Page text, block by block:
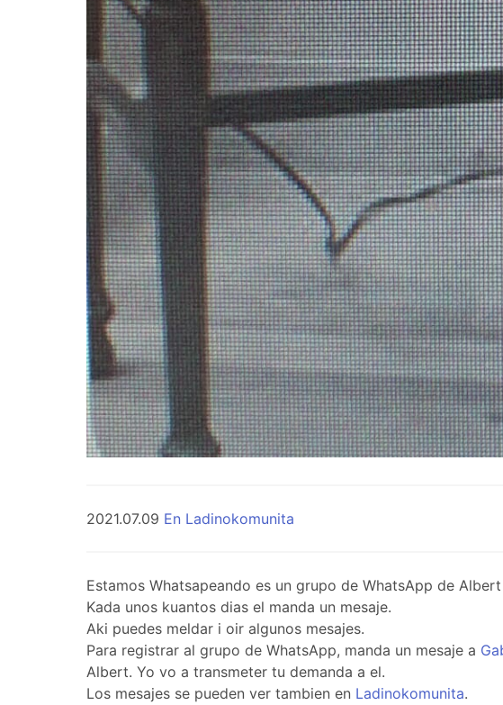
2021.07.09 En Ladinokomunita
Estamos Whatsapeando es un grupo de WhatsApp de
Kada unos kuantos dias el manda un mesaje.
Aki puedes meldar i oir algunos mesajes.
Para registrar al grupo de WhatsApp, manda un mesaje a
Albert. Yo vo a transmeter tu demanda a el.
Los mesajes se pueden ver tambien en Ladinokomunita.